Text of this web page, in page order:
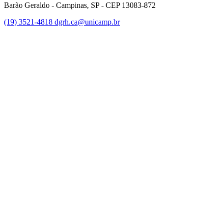
Barão Geraldo - Campinas, SP - CEP 13083-872
(19) 3521-4818 dgrh.ca@unicamp.br